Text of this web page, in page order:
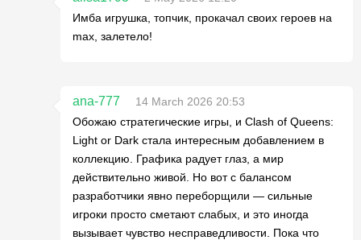
Имба игрушка, топчик, прокачал своих героев на
max, залетело!
ana-777
14 March 2026 20:53
Обожаю стратегические игры, и Clash of Queens:
Light or Dark стала интересным добавлением в
коллекцию. Графика радует глаз, а мир
действительно живой. Но вот с балансом
разработчики явно переборщили — сильные
игроки просто сметают слабых, и это иногда
вызывает чувство несправедливости. Пока что